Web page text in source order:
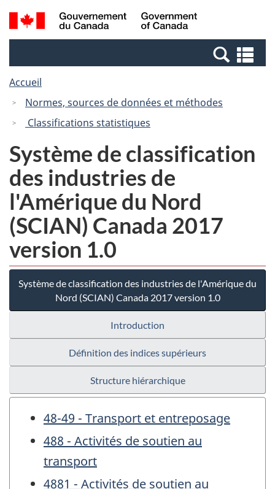
Passer
au
Passer
à
Canada
Recherche
et
et
Accueil
Normes, sources de données et méthodes
Classifications statistiques
Système de classification
des industries de
l'Amérique du Nord
(SCIAN) Canada 2017
version 1.0
Système de classification des industries de l'Amérique du
Nord (SCIAN) Canada 2017 version 1.0
Introduction
Définition des indices supérieurs
Structure hiérarchique
48-49 - Transport et entreposage
488 - Activités de soutien au
transport
4881 - Activités de soutien au